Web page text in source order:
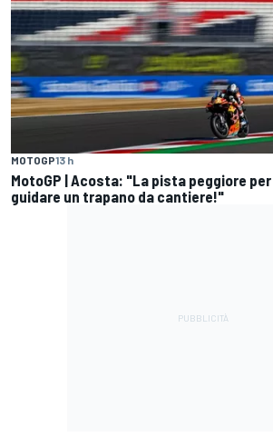
MOTOGP13 h
MotoGP | Acosta: "La pista peggiore per
guidare un trapano da cantiere!"